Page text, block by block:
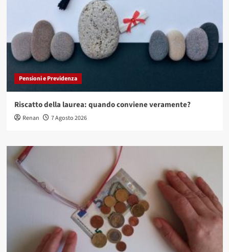
Pensioni e Previdenza
Riscatto della laurea: quando conviene veramente?
Renan 7 Agosto 2026